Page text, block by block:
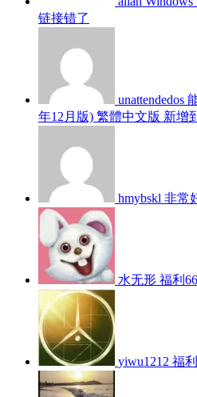
链接错了
unattendedos
年12月版) 繁體中文版 新增
hmybskl 非常
水无形 福利
yiwu1212 福